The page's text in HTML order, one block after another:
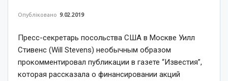
Опубліковано 9.02.2019
Пресс-секретарь посольства США в Москве Уилл
Стивенс (Will Stevens) необычным образом
прокомментировал публикации в газете “Известия”,
которая рассказала о финансировании акций